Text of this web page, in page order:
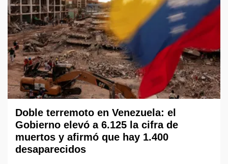
Doble terremoto en Venezuela: el
Gobierno elevó a 6.125 la cifra de
muertos y afirmó que hay 1.400
desaparecidos